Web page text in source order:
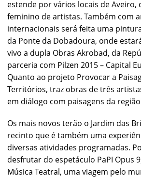
estende por vários locais de Aveiro,
feminino de artistas. Também com
internacionais será feita uma
da Ponte da Dobadoura, onde
vivo a dupla Obras Akrobad, da
parceria com Pilzen 2015 – Capital
Quanto ao projeto Provocar a
Territórios, traz obras de três
em diálogo com paisagens da
Os mais novos terão o Jardim das
recinto que é também uma
diversas atividades programadas.
desfrutar do espetáculo PaPI Opus
Música Teatral, uma viagem pelo